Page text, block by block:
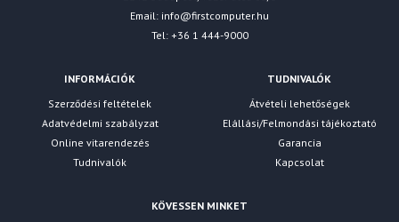
Email: info@firstcomputer.hu
Tel: +36 1 444-9000
INFORMÁCIÓK
Szerződési feltételek
Adatvédelmi szabályzat
Online vitarendezés
Tudnivalók
TUDNIVALÓK
Átvételi lehetőségek
Elállási/Felmondási tájékoztató
Garancia
Kapcsolat
KÖVESSEN MINKET